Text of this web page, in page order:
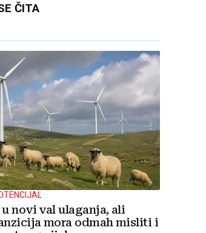
ČITA
novi val ulaganja, ali
mora odmah misliti i